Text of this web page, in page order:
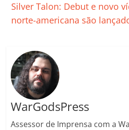
o
k
p
Silver Talon: Debut e novo
norte-americana são
WarGodsPress
Assessor de Imprensa com a